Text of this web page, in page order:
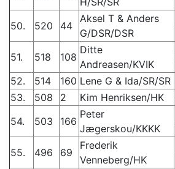
50. 520 44
Aksel T & Anders
G/DSR/DSR
51. 518 108
Ditte
Andreasen/KVIK
52.
514 160 Lene G & Ida/SR/SR
53.
508 2 Kim Henriksen/HK
54.
503 166
Peter
Jægerskou/KKKK
55. 496 69
Frederik
Venneberg/HK